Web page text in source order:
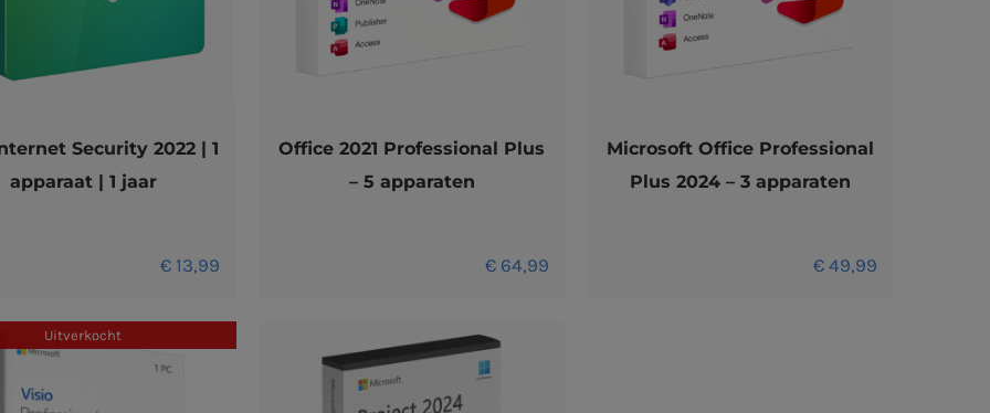
Security 2022 | 1
apparaat | 1 jaar
€ 13,99
Office 2021 Professional Plus
– 5 apparaten
€64,99
Microsoft Office Professional
Plus 2024 – 3 apparaten
€ 49,99
Uitverkocht